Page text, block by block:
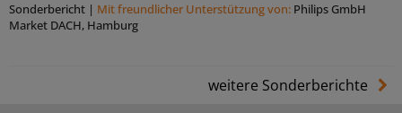
Sonderbericht | Mit freundlicher Unterstützung von: Philips GmbH
Market DACH, Hamburg
weitere Sonderberichte